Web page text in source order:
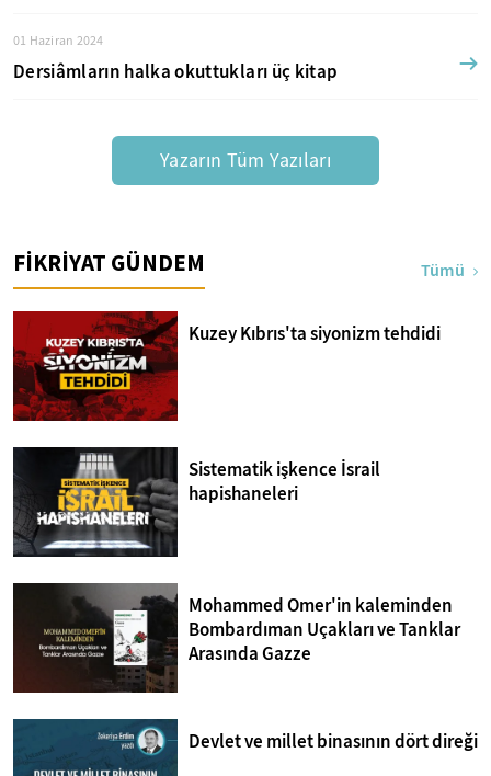
01 Haziran 2024
Dersiâmların halka okuttukları üç kitap
Yazarın Tüm Yazıları
FİKRİYAT GÜNDEM Tümü
Kuzey Kıbrıs'ta siyonizm tehdidi
Sistematik işkence İsrail
hapishaneleri
Mohammed Omer'in kaleminden
Bombardıman Uçakları ve Tanklar
Arasında Gazze
Devlet ve millet binasının dört direği